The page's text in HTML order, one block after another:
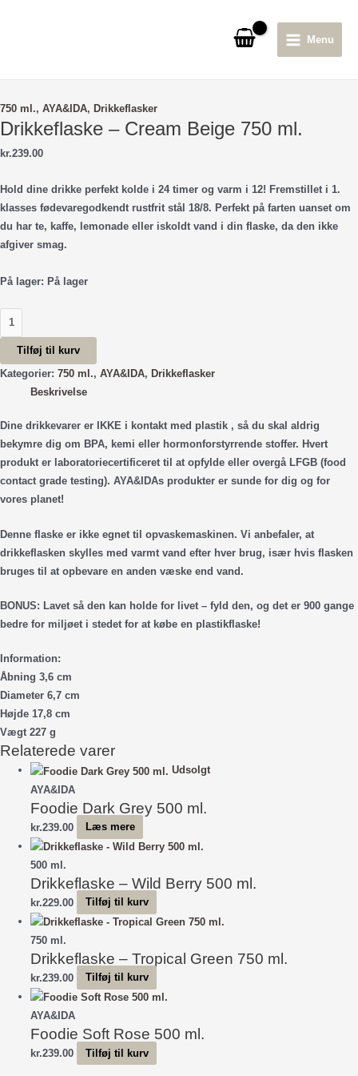
Menu
750 ml., AYA&IDA, Drikkeflasker
Drikkeflaske – Cream Beige 750 ml.
kr.239.00
Hold dine drikke perfekt kolde i 24 timer og varm i 12! Fremstillet i 1.
klasses fødevaregodkendt rustfrit stål 18/8. Perfekt på farten uanset om
du har te, kaffe, lemonade eller iskoldt vand i din flaske, da den ikke
afgiver smag.
På lager: På lager
Drikkeflaske
-
Cream
Beige
antal
Tilføj til kurv
Kategorier: 750 ml., AYA&IDA, Drikkeflasker
Beskrivelse
Dine drikkevarer er IKKE i kontakt med plastik , så du skal aldrig
bekymre dig om BPA, kemi eller hormonforstyrrende stoffer. Hvert
produkt er laboratoriecertificeret til at opfylde eller overgå LFGB (food
contact grade testing). AYA&IDAs produkter er sunde for dig og for
vores planet!
Denne flaske er ikke egnet til opvaskemaskinen. Vi anbefaler, at
drikkeflasken skylles med varmt vand efter hver brug, især hvis flasken
bruges til at opbevare en anden væske end vand.
BONUS: Lavet så den kan holde for livet – fyld den, og det er 900 gange
bedre for miljøet i stedet for at købe en plastikflaske!
Information:
Åbning 3,6 cm
Diameter 6,7 cm
Højde 17,8 cm
Vægt 227 g
Relaterede varer
Udsolgt
AYA&IDA
Foodie Dark Grey 500 ml.
kr.239.00 Læs mere
500 ml.
Drikkeflaske – Wild Berry 500 ml.
kr.229.00 Tilføj til kurv
750 ml.
Drikkeflaske – Tropical Green 750 ml.
kr.239.00 Tilføj til kurv
AYA&IDA
Foodie Soft Rose 500 ml.
kr.239.00 Tilføj til kurv